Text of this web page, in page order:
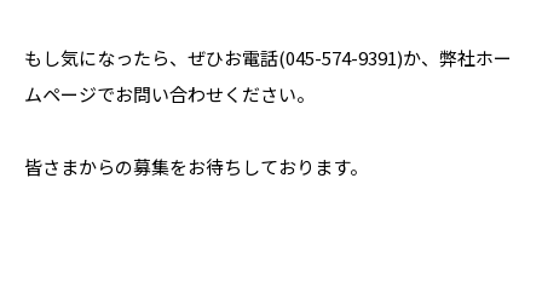
もし気になったら、ぜひお電話(045-574-9391)か、弊社ホー
ムページでお問い合わせください。
皆さまからの募集をお待ちしております。